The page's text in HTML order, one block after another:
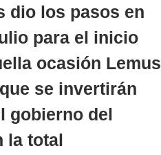
dio los pasos en
para el inicio
ocasión Lemus
se invertirán
gobierno del
la total